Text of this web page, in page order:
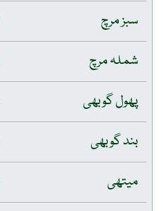
سبز مرچ
شملہ مرچ
پھول گوبھی
بند گوبھی
میتھی